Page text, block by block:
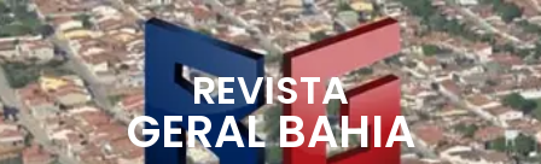
REVISTA
GERAL BAHIA